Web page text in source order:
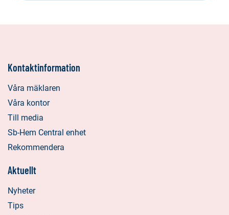
Kontaktinformation
Våra mäklaren
Våra kontor
Till media
Sb-Hem Central enhet
Rekommendera
Aktuellt
Nyheter
Tips